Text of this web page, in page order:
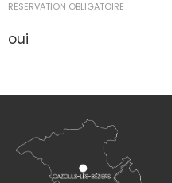
RÉSERVATION OBLIGATOIRE
oui